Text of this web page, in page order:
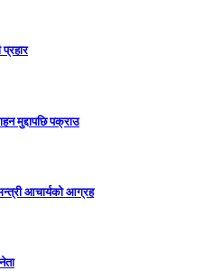
मुद्दापछि पक्राउ
आचार्यको आग्रह